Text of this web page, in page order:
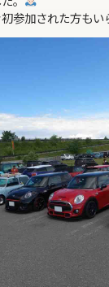
参加された方もい